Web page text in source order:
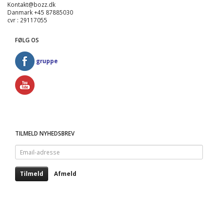
Kontakt@bozz.dk
Danmark +45 87885030
cvr : 29117055
FØLG OS
gruppe
TILMELD NYHEDSBREV
Email-
adresse
Tilmeld Afmeld